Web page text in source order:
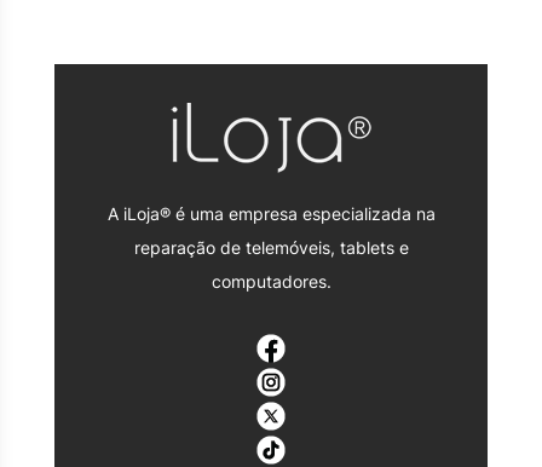
A iLoja® é uma empresa especializada na
reparação de telemóveis, tablets e
computadores.